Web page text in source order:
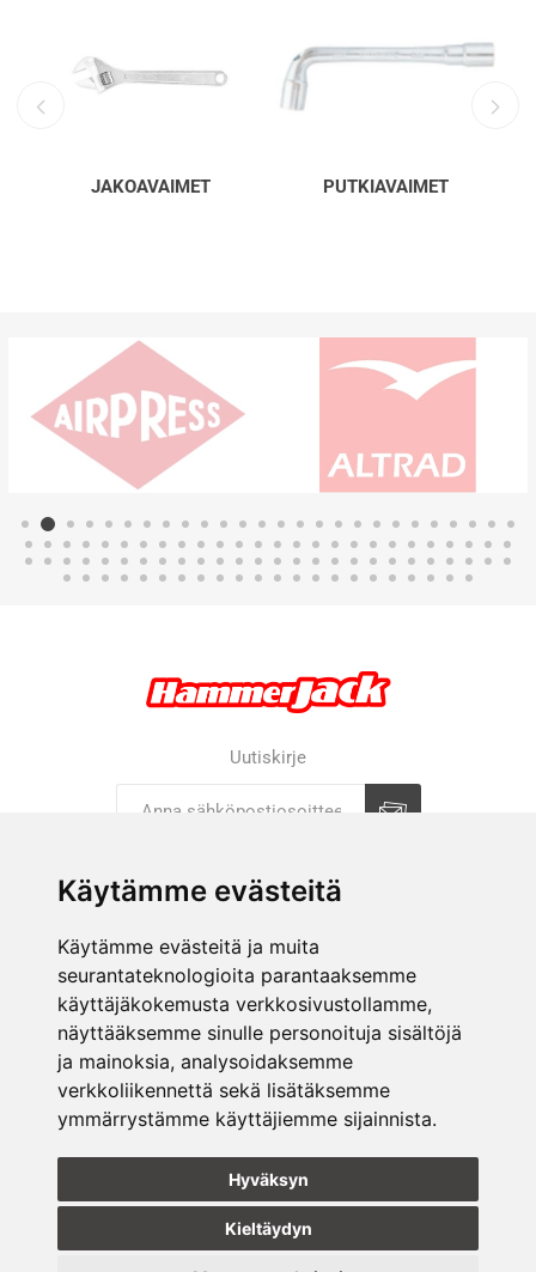
Käytämme evästeitä
Käytämme evästeitä ja muita
seurantateknologioita parantaaksemme
käyttäjäkokemusta verkkosivustollamme,
näyttääksemme sinulle personoituja sisältöjä
ja mainoksia, analysoidaksemme
verkkoliikennettä sekä lisätäksemme
ymmärrystämme käyttäjiemme sijainnista.
Hyväksyn
Kieltäydyn
JAKOAVAIMET PUTKIAVAIMET
Uutiskirje
YRITYS
VERKKOKAUPPA
KAUPAT